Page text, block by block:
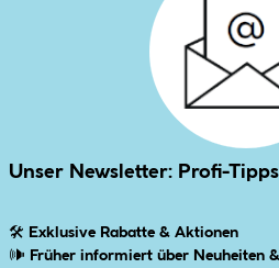
Unser Newsletter: Profi-
🛠 Exklusive Rabatte & Aktionen
🕪 Früher informiert über Neuheiten